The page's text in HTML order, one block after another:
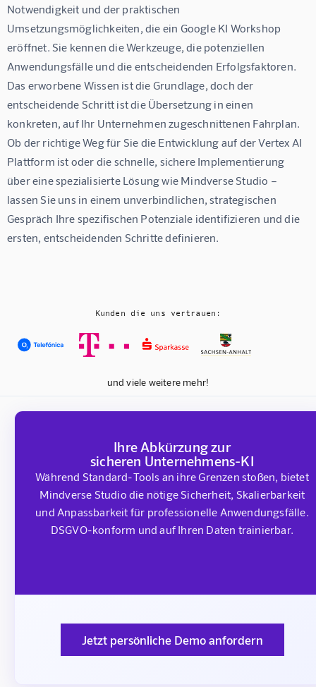
Notwendigkeit und der praktischen
Umsetzungsmöglichkeiten, die ein Google KI Workshop
eröffnet. Sie kennen die Werkzeuge, die potenziellen
Anwendungsfälle und die entscheidenden Erfolgsfaktoren.
Das erworbene Wissen ist die Grundlage, doch der
entscheidende Schritt ist die Übersetzung in einen
konkreten, auf Ihr Unternehmen zugeschnittenen Fahrplan.
Ob der richtige Weg für Sie die Entwicklung auf der Vertex AI
Plattform ist oder die schnelle, sichere Implementierung
über eine spezialisierte Lösung wie Mindverse Studio –
lassen Sie uns in einem unverbindlichen, strategischen
Gespräch Ihre spezifischen Potenziale identifizieren und die
ersten, entscheidenden Schritte definieren.
Kunden die uns vertrauen:
und viele weitere mehr!
Ihre Abkürzung zur
sicheren Unternehmens-KI
Während Standard-Tools an ihre Grenzen stoßen, bietet
Mindverse Studio die nötige Sicherheit, Skalierbarkeit
und Anpassbarkeit für professionelle Anwendungsfälle.
DSGVO-konform und auf Ihren Daten trainierbar.
Jetzt persönliche Demo anfordern